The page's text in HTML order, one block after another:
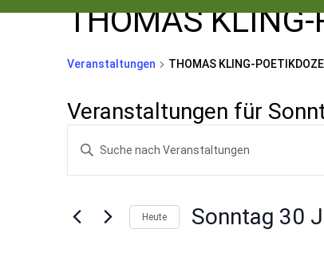
THOMAS
Veranstaltungen THOMAS KLING-
Veranstaltungen für
Veranstaltungen
Suche
Ansichten,
Bitte
Suche
Heute Sonntag 30